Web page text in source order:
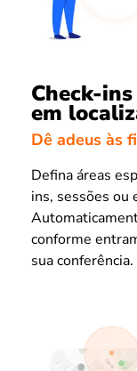
Check-
em
Dê adeus às
Defina áreas
ins, sessões ou
conforme
sua conferência.